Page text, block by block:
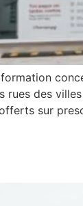
rues des
sur